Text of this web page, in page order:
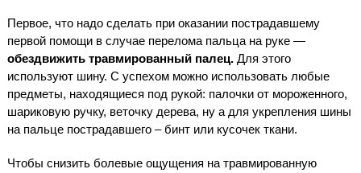
Первое, что надо сделать при оказании пострадавшему
первой помощи в случае перелома пальца на руке —
обездвижить травмированный палец.Для этого
используют шину. С успехом можно использовать любые
предметы, находящиеся под рукой: палочки от мороженного,
шариковую ручку, веточку дерева, ну а для укрепления шины
на пальце пострадавшего – бинт или кусочек ткани.
Чтобы снизить болевые ощущения на травмированную